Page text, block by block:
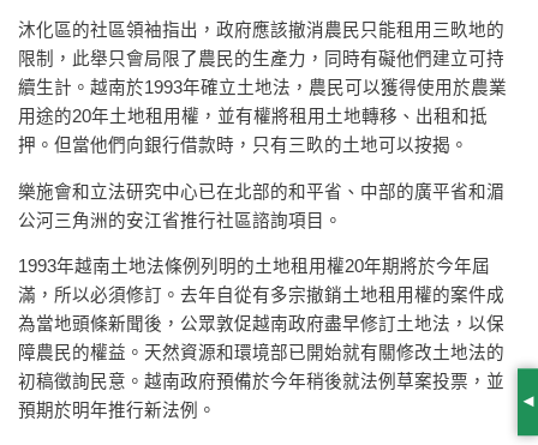
沐化區的社區領袖指出，政府應該撤消農民只能租用三畂地的
限制，此舉只會局限了農民的生產力，同時有礙他們建立可持
續生計。越南於1993年確立土地法，農民可以獲得使用於農業
用途的20年土地租用權，並有權將租用土地轉移、出租和抵
押。但當他們向銀行借款時，只有三畂的土地可以按揭。
樂施會和立法研究中心已在北部的和平省、中部的廣平省和湄
公河三角洲的安江省推行社區諮詢項目。
1993年越南土地法條例列明的土地租用權20年期將於今年屆
滿，所以必須修訂。去年自從有多宗撤銷土地租用權的案件成
為當地頭條新聞後，公眾敦促越南政府盡早修訂土地法，以保
障農民的權益。天然資源和環境部已開始就有關修改土地法的
初稿徵詢民意。越南政府預備於今年稍後就法例草案投票，並
預期於明年推行新法例。